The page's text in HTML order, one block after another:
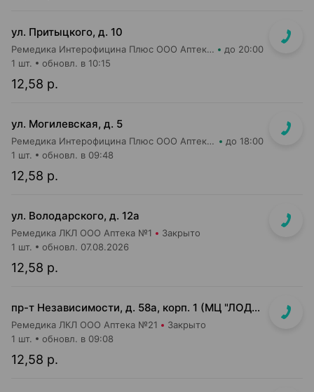
ул. Притыцкого, д. 10
Ремедика Интерофицина Плюс ООО Аптека №8 до 20:00
12,58 р.
1 шт. обновл. в 10:15
ул. Могилевская, д. 5
Ремедика Интерофицина Плюс ООО Аптека №4 до 18:00
12,58 р.
1 шт. обновл. в 09:48
ул. Володарского, д. 12а
Ремедика ЛКЛ ООО Аптека №1 Закрыто
12,58 р.
1 шт. обновл. 07.08.2026
пр-т Независимости, д. 58а, корп. 1 (МЦ "ЛОДЭ")
Ремедика ЛКЛ ООО Аптека №21 Закрыто
12,58 р.
1 шт. обновл. в 09:08